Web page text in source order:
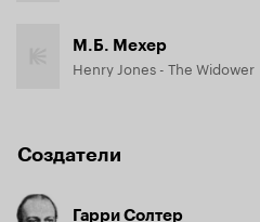
М.Б. Мехер
Henry Jones - The Widower
Создатели
Гарри Солтер